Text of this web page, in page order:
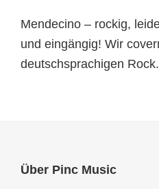
Mendecino – rockig,
und eingängig! Wir
deutschsprachigen Rock.
Footer
Über Pinc Music